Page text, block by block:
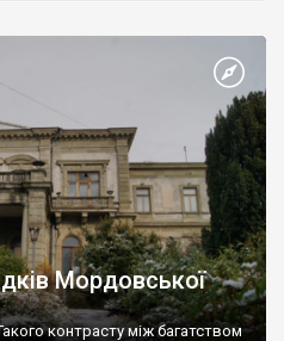
Мордовської
контрасту між багатством